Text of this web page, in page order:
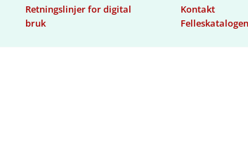
Retningslinjer for digital
bruk
Kontakt
Felleskatalogen